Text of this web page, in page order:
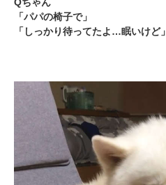
「パパの椅子で」
「しっかり待ってたよ…眠いけど」